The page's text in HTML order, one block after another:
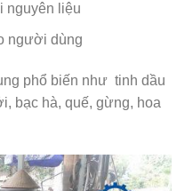
nguyên liệu
người dùng
phổ biến như tinh dầu
bạc hà, quế, gừng, hoa